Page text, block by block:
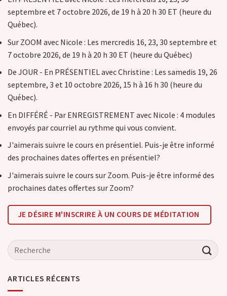
septembre et 7 octobre 2026, de 19 h à 20 h 30 ET (heure du
Québec).
Sur ZOOM avec Nicole : Les mercredis 16, 23, 30 septembre et
7 octobre 2026, de 19 h à 20 h 30 ET (heure du Québec)
De JOUR - En PRÉSENTIEL avec Christine : Les samedis 19, 26
septembre, 3 et 10 octobre 2026, 15 h à 16 h 30 (heure du
Québec).
En DIFFÉRÉ - Par ENREGISTREMENT avec Nicole : 4 modules
envoyés par courriel au rythme qui vous convient.
J'aimerais suivre le cours en présentiel. Puis-je être informé
des prochaines dates offertes en présentiel?
J'aimerais suivre le cours sur Zoom. Puis-je être informé des
prochaines dates offertes sur Zoom?
JE DÉSIRE M'INSCRIRE À UN COURS DE MÉDITATION
ARTICLES RÉCENTS